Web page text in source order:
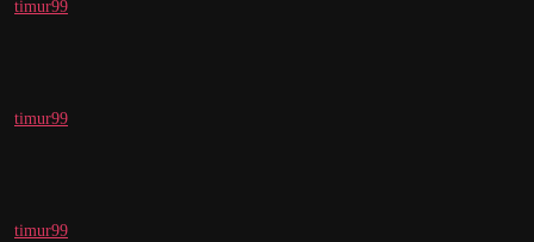
timur99
timur99
timur99